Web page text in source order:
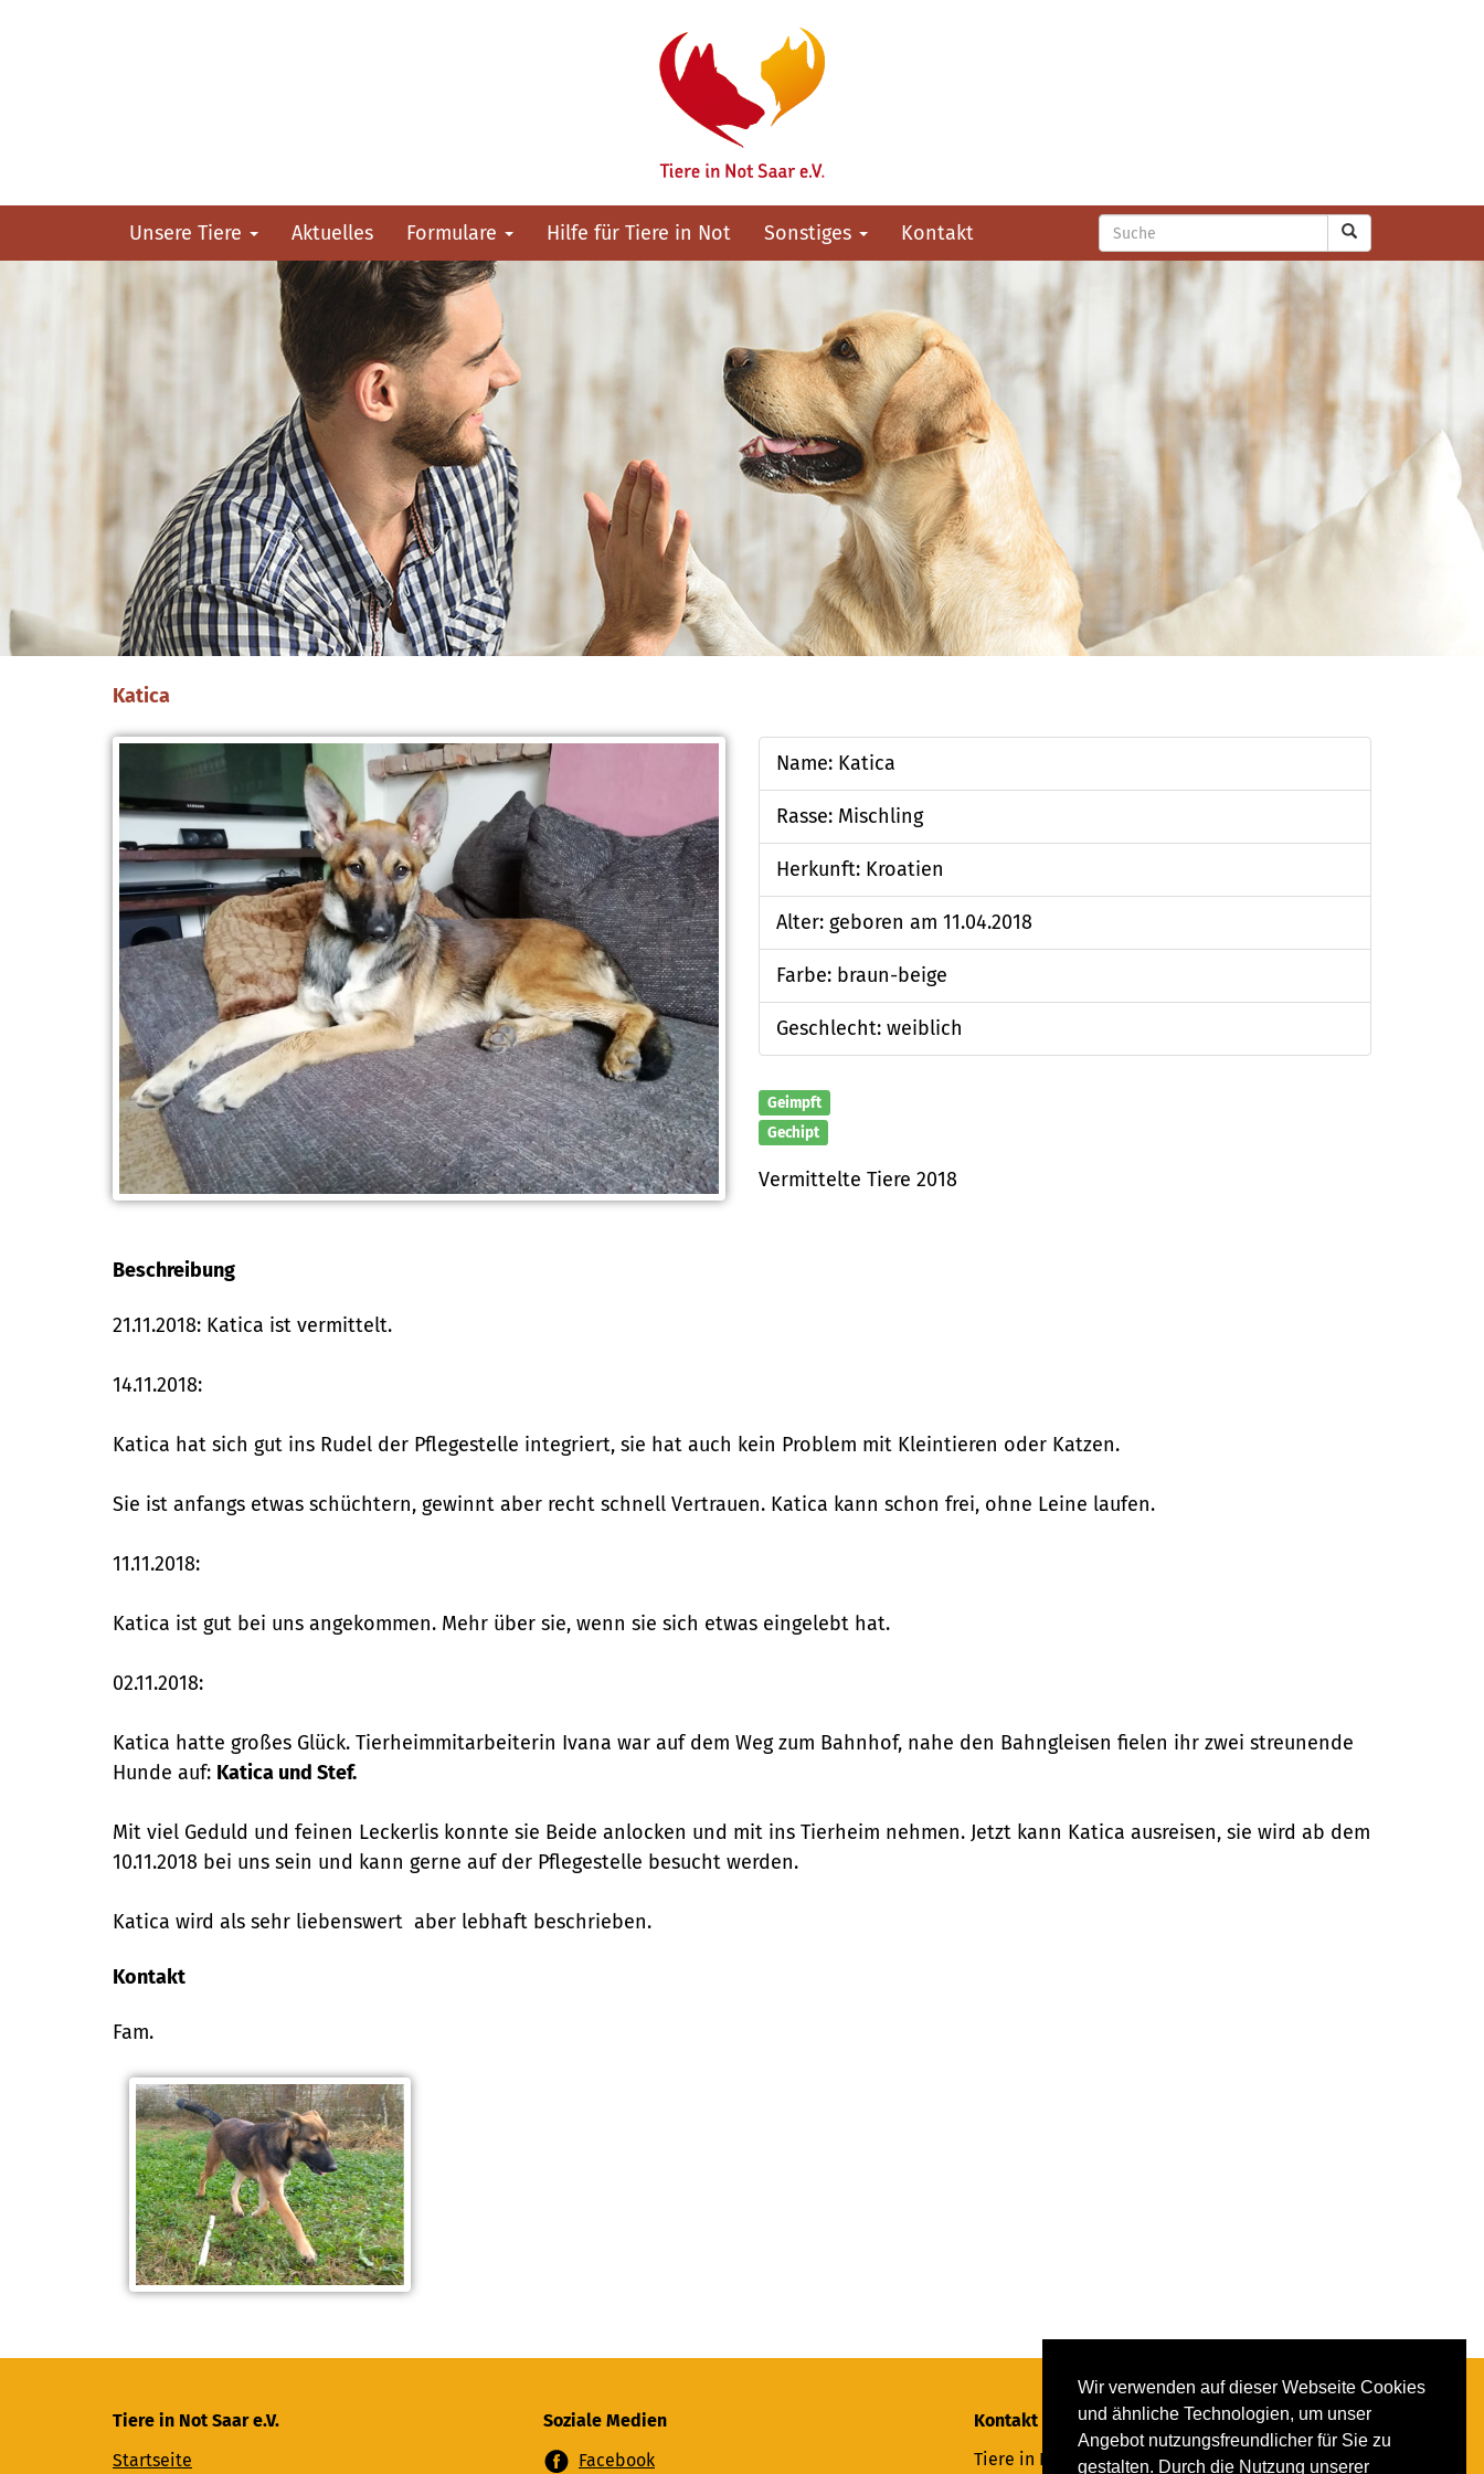
Wir verwenden auf dieser Webseite Cookies
und ähnliche Technologien, um unser
Angebot nutzungsfreundlicher für Sie zu
gestalten. Durch die Nutzung unserer
Unsere Tiere Aktuelles Formulare Hilfe für Tiere in Not Sonstiges Kontakt
Katica
Name: Katica
Rasse: Mischling
Herkunft: Kroatien
Alter: geboren am 11.04.2018
Farbe: braun-beige
Geschlecht: weiblich
Geimpft
Gechipt
Vermittelte Tiere 2018
Beschreibung
21.11.2018: Katica ist vermittelt.
14.11.2018:
Katica hat sich gut ins Rudel der Pflegestelle integriert, sie hat auch kein Problem mit Kleintieren oder Katzen.
Sie ist anfangs etwas schüchtern, gewinnt aber recht schnell Vertrauen. Katica kann schon frei, ohne Leine laufen.
11.11.2018:
Katica ist gut bei uns angekommen. Mehr über sie, wenn sie sich etwas eingelebt hat.
02.11.2018:
Katica hatte großes Glück. Tierheimmitarbeiterin Ivana war auf dem Weg zum Bahnhof, nahe den Bahngleisen fielen ihr zwei streunende
Hunde auf: Katica und Stef.
Mit viel Geduld und feinen Leckerlis konnte sie Beide anlocken und mit ins Tierheim nehmen. Jetzt kann Katica ausreisen, sie wird ab dem
10.11.2018 bei uns sein und kann gerne auf der Pflegestelle besucht werden.
Katica wird als sehr liebenswert aber lebhaft beschrieben.
Kontakt
Fam.
Tiere in Not Saar e.V.
Startseite
Soziale Medien
Facebook
Kontakt
Tiere in Not Saar e.V.